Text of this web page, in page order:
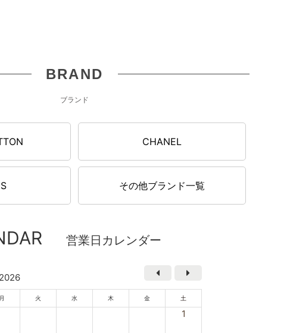
BRAND
ブランド
CHANEL
その他ブランド一覧
営業日カレンダー
2026
月 火 水 木 金 土
1